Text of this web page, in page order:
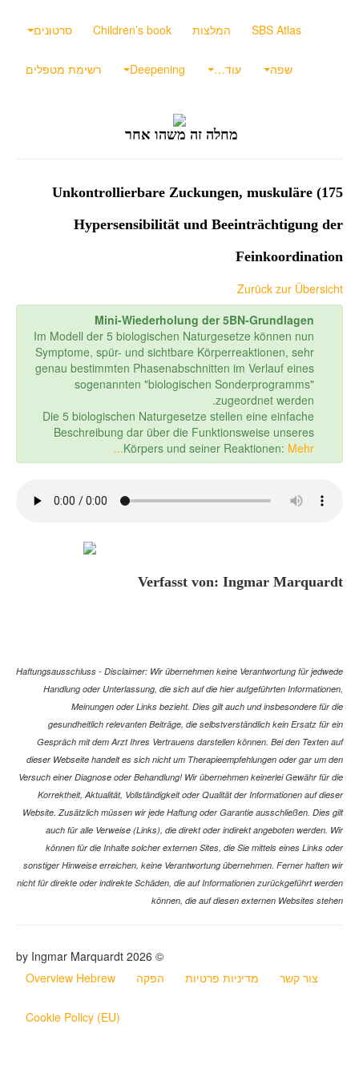
סרטונים Children’s book המלצות SBS Atlas
רשימת מטפלים Deepening עוד… שפה
מחלה זה משהו אחר
175) Unkontrollierbare Zuckungen, muskuläre
Hypersensibilität und Beeinträchtigung der
Feinkoordination
Zurück zur Übersicht
Mini-Wiederholung der 5BN-Grundlagen
Im Modell der 5 biologischen Naturgesetze können nun
Symptome, spür- und sichtbare Körperreaktionen, sehr
genau bestimmten Phasenabschnitten im Verlauf eines
sogenannten "biologischen Sonderprogramms"
zugeordnet werden.
Die 5 biologischen Naturgesetze stellen eine einfache
Beschreibung dar über die Funktionsweise unseres
Körpers und seiner Reaktionen: Mehr...
Verfasst von: Ingmar Marquardt
Haftungsausschluss - Disclaimer: Wir übernehmen keine Verantwortung für jedwede
Handlung oder Unterlassung, die sich auf die hier aufgeführten Informationen,
Meinungen oder Links bezieht. Dies gilt auch und insbesondere für die
gesundheitlich relevanten Beiträge, die selbstverständlich kein Ersatz für ein
Gespräch mit dem Arzt Ihres Vertrauens darstellen können. Bei den Texten auf
dieser Webseite handelt es sich nicht um Therapieempfehlungen oder gar um den
Versuch einer Diagnose oder Behandlung! Wir übernehmen keinerlei Gewähr für die
Korrektheit, Aktualität, Vollständigkeit oder Qualität der Informationen auf dieser
Website. Zusätzlich müssen wir jede Haftung oder Garantie ausschließen. Dies gilt
auch für alle Verweise (Links), die direkt oder indirekt angeboten werden. Wir
können für die Inhalte solcher externen Sites, die Sie mittels eines Links oder
sonstiger Hinweise erreichen, keine Verantwortung übernehmen. Ferner haften wir
nicht für direkte oder indirekte Schäden, die auf Informationen zurückgeführt werden
können, die auf diesen externen Websites stehen
© 2026 by Ingmar Marquardt
Overview Hebrew
הפקה מדיניות פרטיות צור קשר
Cookie Policy (EU)